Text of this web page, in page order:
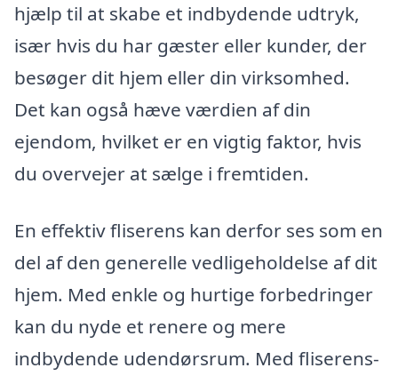
hjælp til at skabe et indbydende udtryk,
især hvis du har gæster eller kunder, der
besøger dit hjem eller din virksomhed.
Det kan også hæve værdien af din
ejendom, hvilket er en vigtig faktor, hvis
du overvejer at sælge i fremtiden.
En effektiv fliserens kan derfor ses som en
del af den generelle vedligeholdelse af dit
hjem. Med enkle og hurtige forbedringer
kan du nyde et renere og mere
indbydende udendørsrum. Med fliserens-